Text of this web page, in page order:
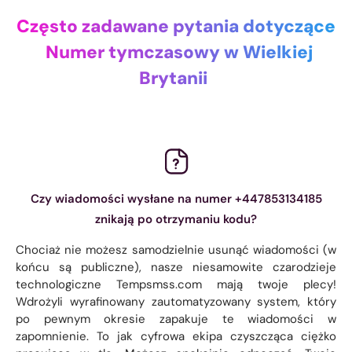
Często zadawane pytania dotyczące
Numer tymczasowy w Wielkiej
Brytanii
Czy wiadomości wysłane na numer +447853134185
znikają po otrzymaniu kodu?
Chociaż nie możesz samodzielnie usunąć wiadomości (w
końcu są publiczne), nasze niesamowite czarodzieje
technologiczne Tempsmss.com mają twoje plecy!
Wdrożyli wyrafinowany zautomatyzowany system, który
po pewnym okresie zapakuje te wiadomości w
zapomnienie. To jak cyfrowa ekipa czyszcząca ciężko